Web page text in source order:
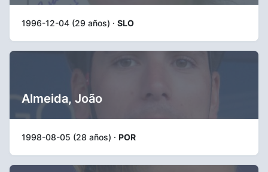
1996-12-04 (29 años) · SLO
Almeida, João
1998-08-05 (28 años) · POR